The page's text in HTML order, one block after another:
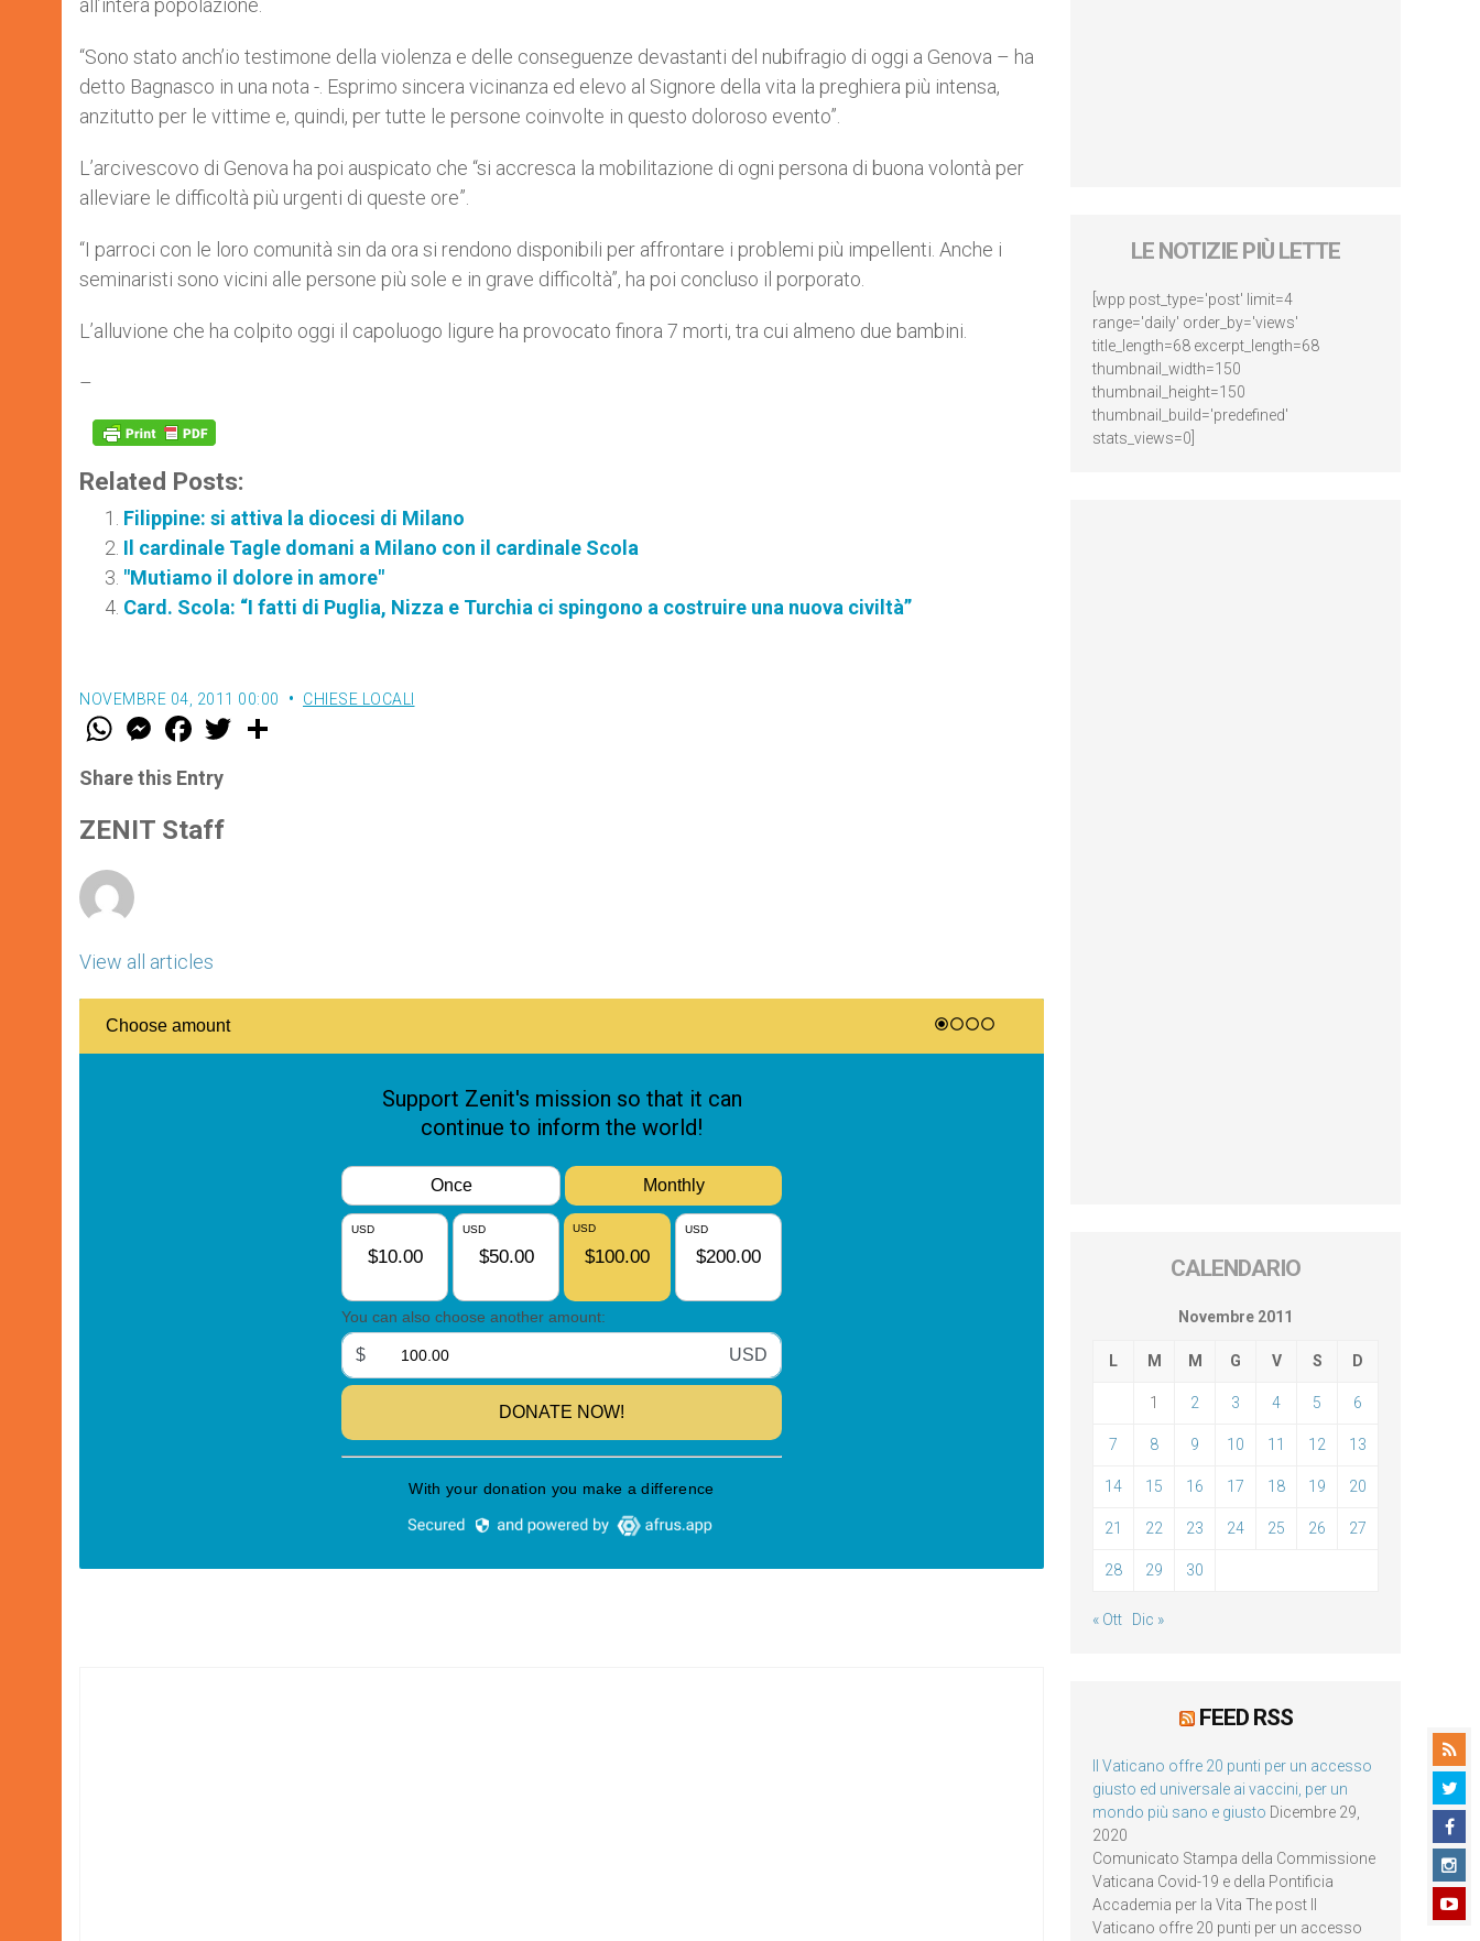
all’intera popolazione.
“Sono stato anch’io testimone della violenza e delle conseguenze devastanti del nubifragio di oggi a Genova – ha
detto Bagnasco in una nota -. Esprimo sincera vicinanza ed elevo al Signore della vita la preghiera più intensa,
anzitutto per le vittime e, quindi, per tutte le persone coinvolte in questo doloroso evento”.
L’arcivescovo di Genova ha poi auspicato che “si accresca la mobilitazione di ogni persona di buona volontà per
alleviare le difficoltà più urgenti di queste ore”.
“I parroci con le loro comunità sin da ora si rendono disponibili per affrontare i problemi più impellenti. Anche i
seminaristi sono vicini alle persone più sole e in grave difficoltà”, ha poi concluso il porporato.
L’alluvione che ha colpito oggi il capoluogo ligure ha provocato finora 7 morti, tra cui almeno due bambini.
–
Related Posts:
Filippine: si attiva la diocesi di Milano
Il cardinale Tagle domani a Milano con il cardinale Scola
"Mutiamo il dolore in amore"
Card. Scola: “I fatti di Puglia, Nizza e Turchia ci spingono a costruire una nuova civiltà”
NOVEMBRE 04, 2011 00:00 CHIESE LOCALI
W
t
s
p
p
M
e
s
e
g
e
F
a
e
b
o
k
w
Share this Entry
ZENIT Staff
View all articles
LE NOTIZIE PIÙ LETTE
[wpp post_type='post' limit=4
range='daily' order_by='views'
title_length=68 excerpt_length=68
thumbnail_width=150
thumbnail_height=150
thumbnail_build='predefined'
stats_views=0]
CALENDARIO
Novembre 2011
L M M G V S D
1 2 3 4 5 6
7 8 9 10 11 12 13
14 15 16 17 18 19 20
21 22 23 24 25 26 27
28 29 30
« Ott Dic »
FEED RSS
Il Vaticano offre 20 punti per un accesso
giusto ed universale ai vaccini, per un
mondo più sano e giusto Dicembre 29,
2020
Comunicato Stampa della Commissione
Vaticana Covid-19 e della Pontificia
Accademia per la Vita The post Il
Vaticano offre 20 punti per un accesso